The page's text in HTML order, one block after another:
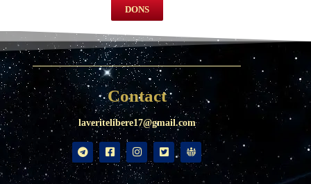
DONS
Contact
laveritelibere17@gmail.com